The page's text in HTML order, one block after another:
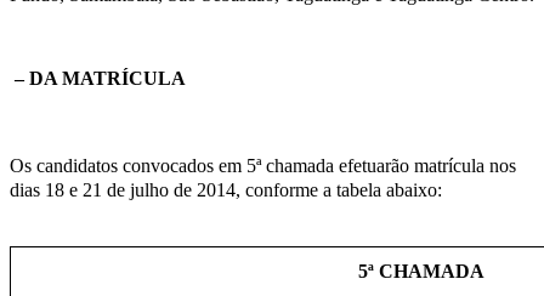
–DA MATRÍCULA
Os candidatos convocados em 5ª chamada efetuarão matrícula nos
dias 18 e 21 de julho de 2014, conforme a tabela abaixo:
5ª CHAMADA